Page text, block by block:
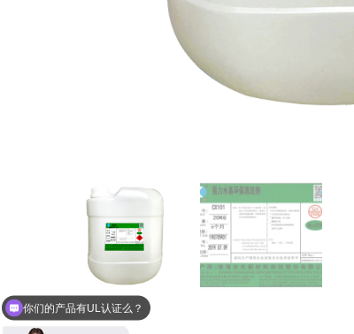
你们的产品有UL认证么？